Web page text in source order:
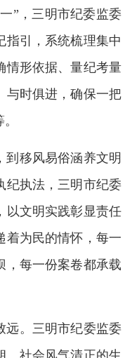
”，三明市纪委监委
指引，系统梳理集中
情形依据、量纪考量
与时俱进，确保一把
到移风易俗涵养文明
纪执法，三明市纪委
以文明实践彰显责任
着为民的情怀，每一
，每一份案卷都承载
远。三明市纪委监委
、社会风气清正的生